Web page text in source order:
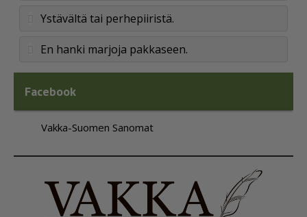
Ystävältä tai perhepiiristä.
En hanki marjoja pakkaseen.
Facebook
Vakka-Suomen Sanomat